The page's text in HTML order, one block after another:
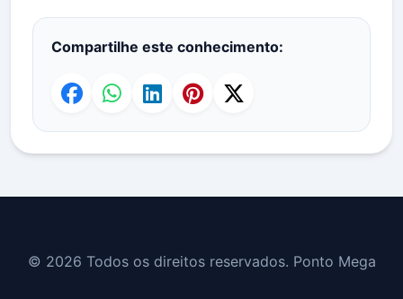
Compartilhe este conhecimento:
© 2026 Todos os direitos reservados. Ponto Mega